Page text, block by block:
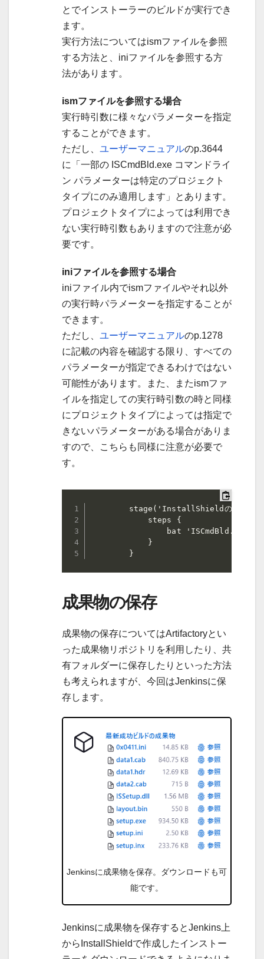
とでインストーラーのビルドが実行でき
ます。
実行方法についてはismファイルを参照
する方法と、iniファイルを参照する方
法があります。
ismファイルを参照する場合
実行時引数に様々なパラメーターを指定
することができます。
ただし、 ユーザーマニュアルのp.3644
に「一部の ISCmdBld.exe コマンドライ
ン パラメーターは特定のプロジェクト
タイプにのみ適用します」とあります。
プロジェクトタイプによっては利用でき
ない実行時引数もありますので注意が必
要です。
iniファイルを参照する場合
iniファイル内でismファイルやそれ以外
の実行時パラメーターを指定することが
できます。
ただし、 ユーザーマニュアルのp.1278
に記載の内容を確認する限り、すべての
パラメーターが指定できるわけではない
可能性があります。また、またismファ
イルを指定しての実行時引数の時と同様
にプロジェクトタイプによっては指定で
きないパラメーターがある場合がありま
すので、こちらも同様に注意が必要で
す。
stage('InstallShieldの実行')
            steps {
bat 'ISCmdBld.exe -
            }
        }
成果物の保存
成果物の保存についてはArtifactoryとい
った成果物リポジトリを利用したり、共
有フォルダーに保存したりといった方法
も考えられますが、今回はJenkinsに保
存します。
Jenkinsに成果物を保存。ダウンロードも可
能です。
Jenkinsに成果物を保存するとJenkins上
からInstallShieldで作成したインストー